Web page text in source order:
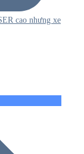
cao nhưng xe